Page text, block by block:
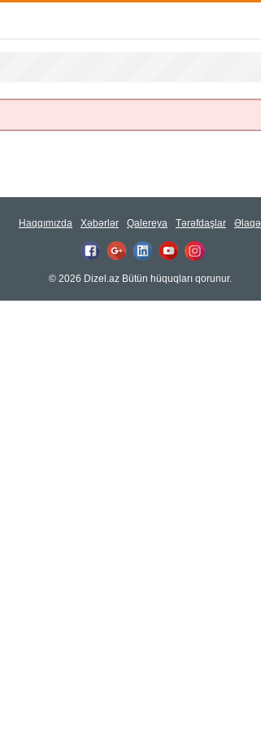
Haqqımızda Xəbərlər Qalereya Tərəfdaşlar Əlaqə
© 2026 Dizel.az Bütün hüquqları qorunur.